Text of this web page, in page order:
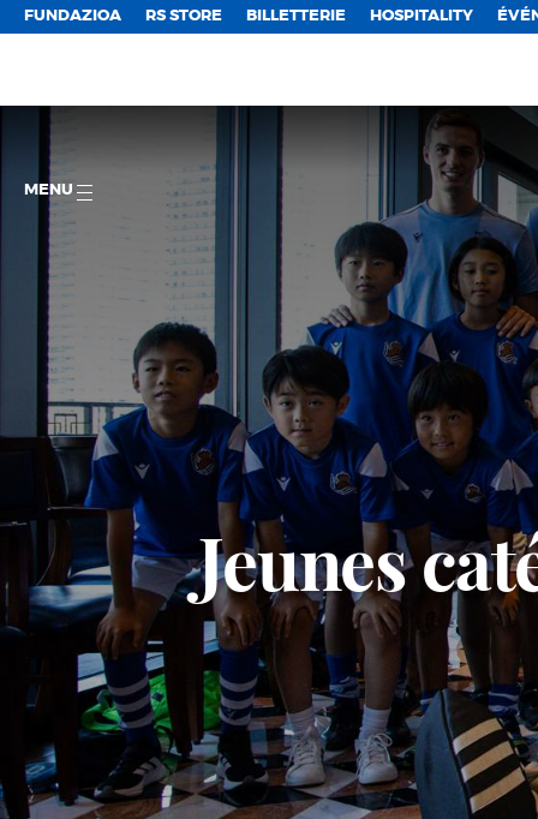
FUNDAZIOA RS STORE BILLETTERIE HOSPITALITY
MENU
Jeunes